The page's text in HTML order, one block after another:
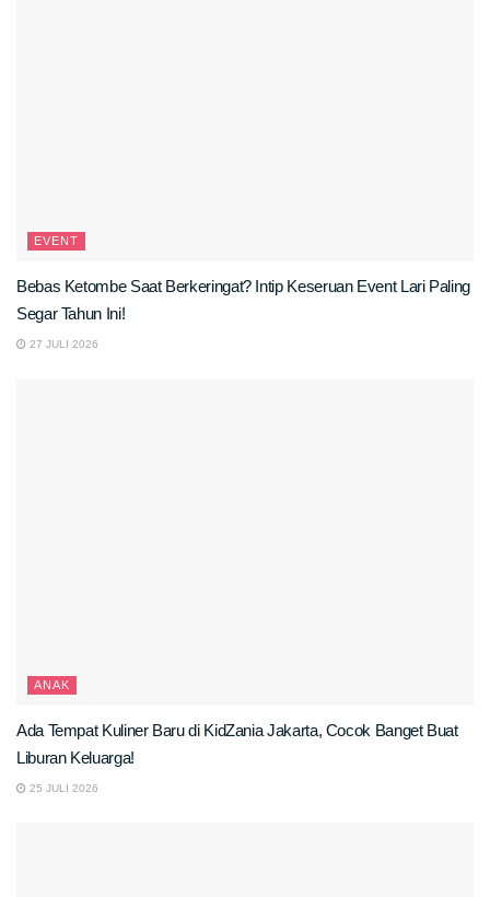
EVENT
Bebas Ketombe Saat Berkeringat? Intip Keseruan Event Lari Paling
Segar Tahun Ini!
27 JULI 2026
ANAK
Ada Tempat Kuliner Baru di KidZania Jakarta, Cocok Banget Buat
Liburan Keluarga!
25 JULI 2026